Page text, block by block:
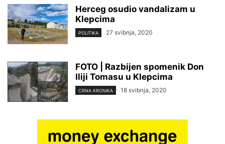
Herceg osudio vandalizam u
Klepcima
POLITIKA 27 svibnja, 2020
FOTO | Razbijen spomenik Don
Iliji Tomasu u Klepcima
CRNA KRONIKA 18 svibnja, 2020